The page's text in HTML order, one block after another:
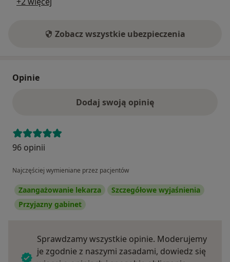
Zobacz wszystkie ubezpieczenia
Opinie
Dodaj swoją opinię
96 opinii
Najczęściej wymieniane przez pacjentów
Zaangażowanie lekarza
Szczegółowe wyjaśnienia
Przyjazny gabinet
Sprawdzamy wszystkie opinie. Moderujemy
je zgodnie z naszymi zasadami, dowiedz się